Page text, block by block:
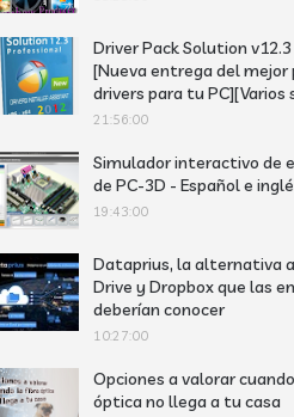
Driver Pack Solution
[Nueva entrega del mejor
drivers para tu PC][Varios
21:56:00
Simulador interactivo de
de PC-3D - Español e
19:43:00
Dataprius, la alternativa
Drive y Dropbox que las
deberían conocer
10:27:00
Opciones a valorar
óptica no llega a tu casa